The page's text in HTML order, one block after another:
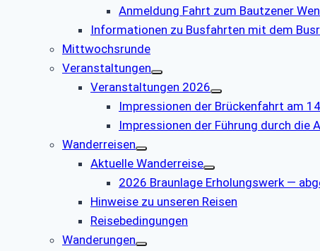
Anmeldung Fahrt zum Bautzener
Informationen zu Busfahrten mit dem
Mittwochsrunde
Veranstaltungen
Veranstaltungen 2026
Impressionen der Brückenfahrt am
Impressionen der Führung durch die
Wanderreisen
Aktuelle Wanderreise
2026 Braunlage Erholungswerk —
Hinweise zu unseren Reisen
Reisebedingungen
Wanderungen